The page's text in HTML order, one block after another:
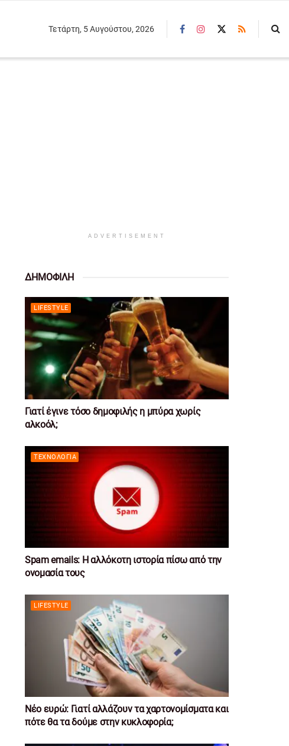
Τετάρτη, 5 Αυγούστου, 2026
ADVERTISEMENT
ΔΗΜΟΦΙΛΗ
LIFESTYLE
Γιατί έγινε τόσο δημοφιλής η μπύρα χωρίς
αλκοόλ;
ΤΕΧΝΟΛΟΓΊΑ
Spam emails: Η αλλόκοτη ιστορία πίσω από την
ονομασία τους
LIFESTYLE
Νέο ευρώ: Γιατί αλλάζουν τα χαρτονομίσματα και
πότε θα τα δούμε στην κυκλοφορία;